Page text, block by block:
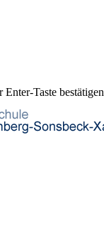
Taste bestätigen